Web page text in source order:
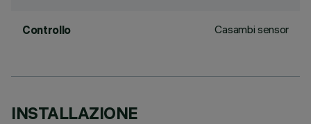
Controllo Casambi sensor
INSTALLAZIONE